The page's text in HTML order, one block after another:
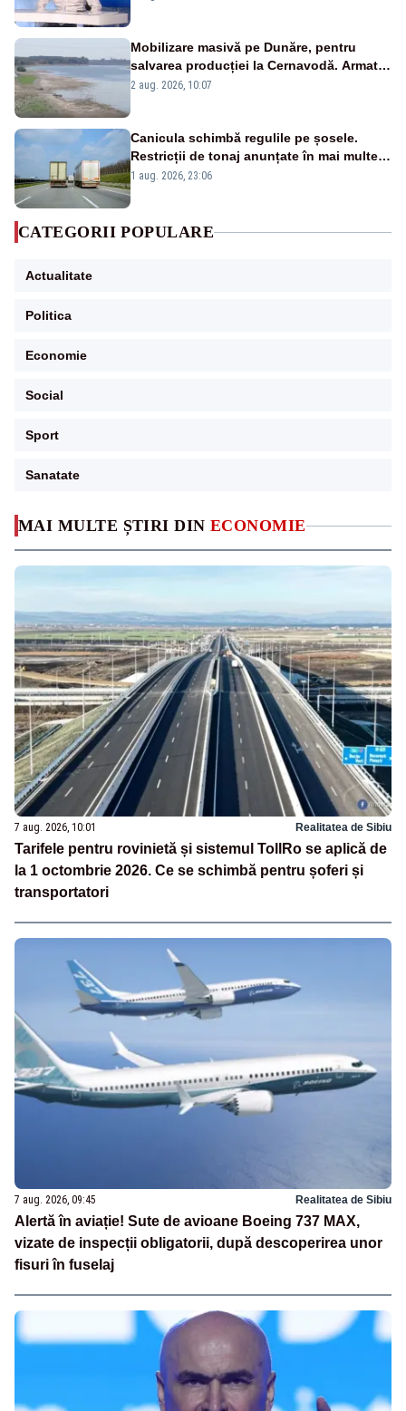
MAI MULTE ȘTIRI DIN ECONOMIE
7 aug. 2026, 10:01 Realitatea de Sibiu
Tarifele pentru rovinietă și sistemul TollRo se aplică de
la 1 octombrie 2026. Ce se schimbă pentru șoferi și
transportatori
7 aug. 2026, 09:45 Realitatea de Sibiu
Alertă în aviație! Sute de avioane Boeing 737 MAX,
vizate de inspecții obligatorii, după descoperirea unor
fisuri în fuselaj
Mobilizare masivă pe Dunăre, pentru
salvarea producției la Cernavodă. Armata
va detona o stâncă și va devia apa
2 aug. 2026, 10:07
Canicula schimbă regulile pe șosele.
Restricții de tonaj anunțate în mai multe
județe
1 aug. 2026, 23:06
CATEGORII POPULARE
Actualitate
Politica
Economie
Social
Sport
Sanatate